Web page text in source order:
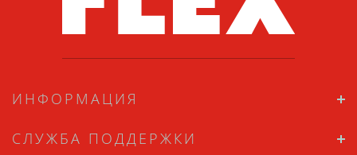
ИНФОРМАЦИЯ
СЛУЖБА ПОДДЕРЖКИ